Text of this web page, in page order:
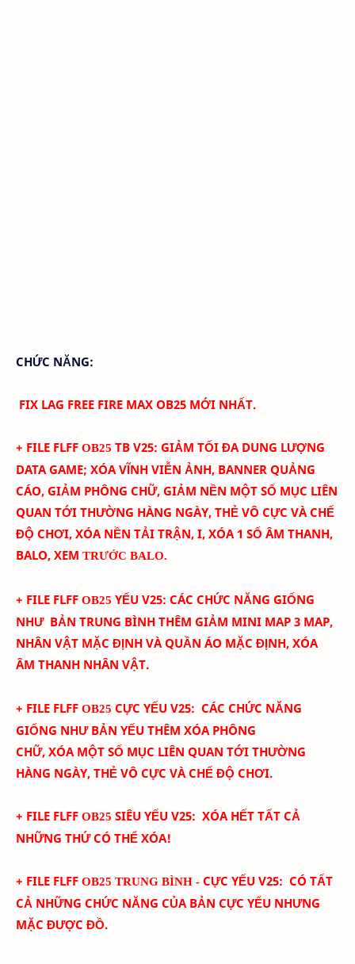
CHỨC NĂNG:
FIX LAG FREE FIRE MAX OB25 MỚI NHẤT.
+ FILE FLFF OB25 TB V25: GIẢM TỐI ĐA DUNG LƯỢNG
DATA GAME; XÓA VĨNH VIỄN ẢNH, BANNER QUẢNG
CÁO, GIẢM PHÔNG CHỮ, GIẢM NỀN MỘT SỐ MỤC LIÊN
QUAN TỚI THƯỜNG HÀNG NGÀY, THẺ VÔ CỰC VÀ CHẾ
ĐỘ CHƠI, XÓA NỀN TẢI TRẬN, I, XÓA 1 SỐ ÂM THANH,
BALO, XEM TRƯỚC BALO.
+ FILE FLFF OB25 YẾU V25: CÁC CHỨC NĂNG GIỐNG
NHƯ BẢN TRUNG BÌNH THÊM GIẢM MINI MAP 3 MAP,
NHÂN VẬT MẶC ĐỊNH VÀ QUẦN ÁO MẶC ĐỊNH, XÓA
ÂM THANH NHÂN VẬT.
+ FILE FLFF OB25 CỰC YẾU V25: CÁC CHỨC NĂNG
GIỐNG NHƯ BẢN YẾU THÊM XÓA PHÔNG
CHỮ, XÓA MỘT SỐ MỤC LIÊN QUAN TỚI THƯỜNG
HÀNG NGÀY, THẺ VÔ CỰC VÀ CHẾ ĐỘ CHƠI.
+ FILE FLFF OB25 SIÊU YẾU V25: XÓA HẾT TẤT CẢ
NHỮNG THỨ CÓ THỂ XÓA!
+ FILE FLFF OB25 TRUNG BÌNH - CỰC YẾU V25: CÓ TẤT
CẢ NHỮNG CHỨC NĂNG CỦA BẢN CỰC YẾU NHƯNG
MẶC ĐƯỢC ĐỒ.